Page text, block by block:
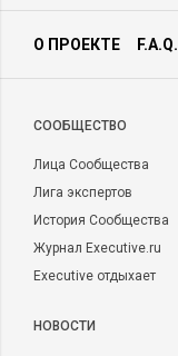
О ПРОЕКТЕ F.A.Q.
CООБЩЕСТВО
Лица Сообщества
Лига экспертов
История Сообщества
Журнал Executive.ru
Executive отдыхает
НОВОСТИ